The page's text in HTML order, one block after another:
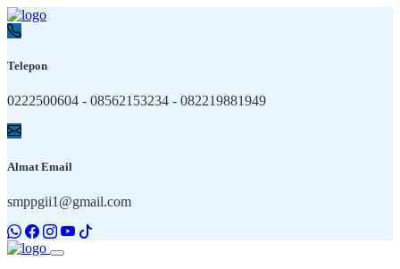
Telepon
0222500604 - 08562153234 - 082219881949
Almat Email
smppgii1@gmail.com